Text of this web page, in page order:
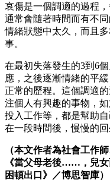
哀傷是一個調適的過程
通常會隨著時間而有不
情緒狀態中太久，而且
事。
在最初失落發生的3到6
應，之後逐漸情緒的平
正常的歷程。這個調適
注個人有興趣的事物，
投入工作等，都是幫助
在一段時間後，慢慢的回
（本文作者為社會工作
《當父母老後……，兒
困頓出口 》／博思智庫）